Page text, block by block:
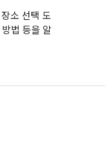
소 선택 도
법 등을 알